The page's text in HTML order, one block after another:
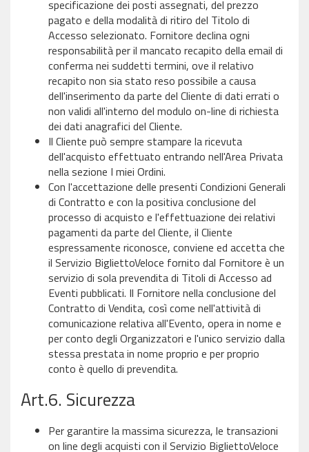
specificazione dei posti assegnati, del prezzo
pagato e della modalità di ritiro del Titolo di
Accesso selezionato. Fornitore declina ogni
responsabilità per il mancato recapito della email di
conferma nei suddetti termini, ove il relativo
recapito non sia stato reso possibile a causa
dell'inserimento da parte del Cliente di dati errati o
non validi all'interno del modulo on-line di richiesta
dei dati anagrafici del Cliente.
Il Cliente può sempre stampare la ricevuta
dell'acquisto effettuato entrando nell'Area Privata
nella sezione I miei Ordini.
Con l'accettazione delle presenti Condizioni Generali
di Contratto e con la positiva conclusione del
processo di acquisto e l'effettuazione dei relativi
pagamenti da parte del Cliente, il Cliente
espressamente riconosce, conviene ed accetta che
il Servizio BigliettoVeloce fornito dal Fornitore è un
servizio di sola prevendita di Titoli di Accesso ad
Eventi pubblicati. Il Fornitore nella conclusione del
Contratto di Vendita, così come nell'attività di
comunicazione relativa all'Evento, opera in nome e
per conto degli Organizzatori e l'unico servizio dalla
stessa prestata in nome proprio e per proprio
conto è quello di prevendita.
Art.6. Sicurezza
Per garantire la massima sicurezza, le transazioni
on line degli acquisti con il Servizio BigliettoVeloce